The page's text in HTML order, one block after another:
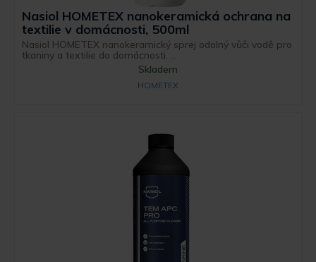
Nasiol HOMETEX nanokeramická ochrana na
textilie v domácnosti, 500ml
Nasiol HOMETEX nanokeramický sprej odolný vůči vodě pro
tkaniny a textilie do domácnosti. ...
Skladem
HOMETEX